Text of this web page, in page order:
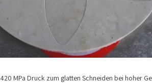
MPa Druck zum glatten Schneiden bei hoher